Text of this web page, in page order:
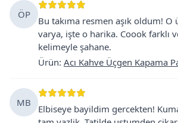
ÖP
Bu takıma resmen aşık oldum! O
varya, işte o harika. Coook farklı
kelimeyle şahane.
Ürün: Acı Kahve Üçgen Kapama
MB
Elbiseye bayildim gercekten!